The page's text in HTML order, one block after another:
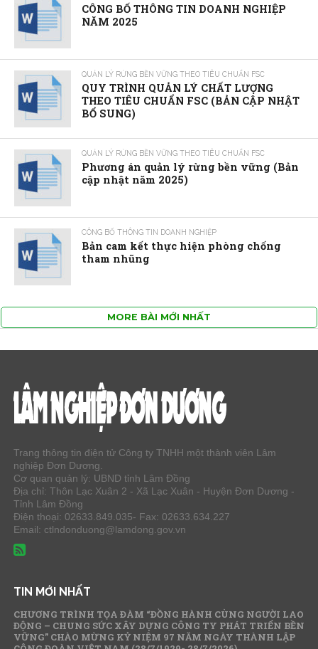
CÔNG BỐ THÔNG TIN DOANH NGHIỆP
NĂM 2025
QUẢN LÝ RỪNG BỀN VỮNG THEO TIÊU CHUẨN FSC
QUY TRÌNH QUẢN LÝ CHẤT LƯỢNG
THEO TIÊU CHUẨN FSC (BẢN CẬP NHẬT
BỔ SUNG)
QUẢN LÝ RỪNG BỀN VỮNG THEO TIÊU CHUẨN FSC
Phương án quản lý rừng bền vững (Bản
cập nhật năm 2025)
CÔNG BỐ THÔNG TIN DOANH NGHIỆP
Bản cam kết thực hiện phòng chống
tham nhũng
MORE BÀI MỚI NHẤT
Trang thông tin điện tử Công ty TNHH một thành viên Lâm
nghiệp Đơn Dương.
Cơ quan quản lý: UBND tỉnh Lâm Đồng
Địa chỉ: Thôn Lạc Xuân 2 - Xã Lạc Xuân - Huyện Đơn Dương -
Tỉnh Lâm Đồng
Điện thoại: 02633.849.035- Fax: 02633.634.227
Email: ctlndonduong@lamdong.gov.vn
TIN MỚI NHẤT
CHƯƠNG TRÌNH TỌA ĐÀM “ĐỒNG HÀNH CÙNG NGƯỜI LAO
ĐỘNG – CHUNG SỨC XÂY DỰNG CÔNG TY PHÁT TRIỂN BỀN
VỮNG” CHÀO MỪNG KỶ NIỆM 97 NĂM NGÀY THÀNH LẬP